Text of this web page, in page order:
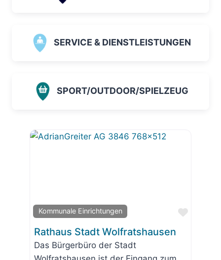
SERVICE & DIENSTLEISTUNGEN
SPORT/OUTDOOR/SPIELZEUG
Kommunale Einrichtungen
Favorit
Rathaus Stadt Wolfratshausen
Das Bürgerbüro der Stadt